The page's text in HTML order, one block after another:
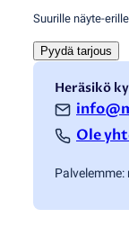
Suurille näyte-
Pyydä tarjous
Heräsikö
Ole